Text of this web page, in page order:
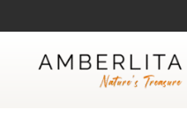
to
content